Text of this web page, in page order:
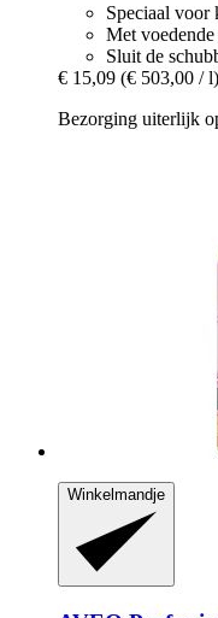
Speciaal voor
Met
Sluit de
€ 15,09 (€ 503,00 / l)
Bezorging uiterlijk
Winkelmandje